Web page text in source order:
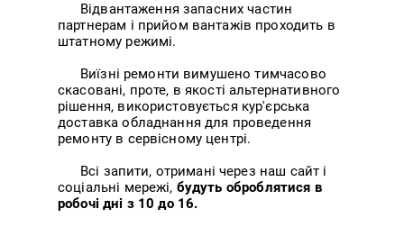
Відвантаження запасних частин
партнерам і прийом вантажів проходить в
штатному режимі.
Виїзні ремонти вимушено тимчасово
скасовані, проте, в якості альтернативного
рішення, використовується кур'єрська
доставка обладнання для проведення
ремонту в сервісному центрі.
Всі запити, отримані через наш сайт і
соціальні мережі, будуть оброблятися в
робочі дні з 10 до 16.